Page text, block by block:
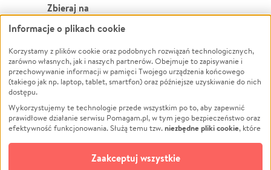
Zbieraj na
Leczenie
Zwierzęta
Pożar
Ukraina
Pomoc Finansowa
Projekty
Pogrzeb
Społeczność lokalna
Powódź
Wichura
NGO
Edukacja
Podróż
Impreza
Ochrona środowiska
Informacje o plikach cookie
Korzystamy z plików cookie oraz podobnych rozwiązań technologicznych,
zarówno własnych, jak i naszych partnerów. Obejmuje to zapisywanie i
przechowywanie informacji w pamięci Twojego urządzenia końcowego
(takiego jak np. laptop, tablet, smartfon) oraz późniejsze uzyskiwanie do nich
dostępu.
Wykorzystujemy te technologie przede wszystkim po to, aby zapewnić
prawidłowe działanie serwisu Pomagam.pl, w tym jego bezpieczeństwo oraz
efektywność funkcjonowania. Służą temu tzw.niezbędne pliki cookie, które
opcjonalnych plików cookie
technologii do celów analitycznych i retargetingowych. Możesz wyrazić
Zaakceptuj wszystkie